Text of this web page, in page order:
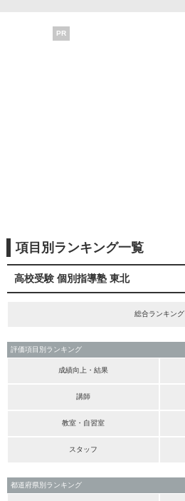
PR
項目別ランキング一覧
高校受験 個別指導塾 東北
総合ランキング
評価項目別ランキング
成績向上・結果
講師
教室・自習室
スタッフ
都道府県別ランキング